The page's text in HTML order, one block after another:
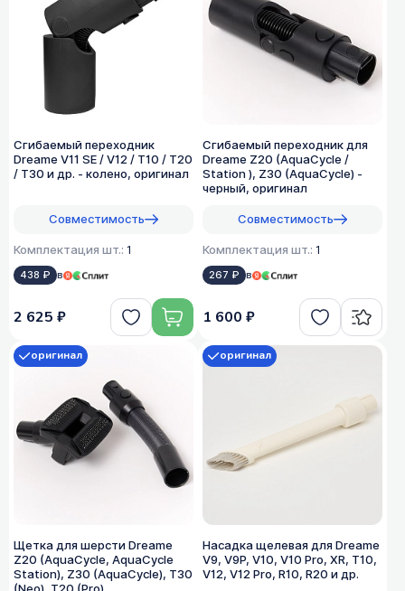
Сгибаемый переходник
Dreame V11 SE / V12 / T10 / T20
/ T30 и др. - колено, оригинал
Совместимость
Комплектация шт.: 1
438 ₽ в
2 625 ₽
Сгибаемый переходник для
Dreame Z20 (AquaCycle /
Station ), Z30 (AquaCycle) -
черный, оригинал
Совместимость
Комплектация шт.: 1
267 ₽ в
1 600 ₽
Щетка для шерсти Dreame
Z20 (AquaCycle, AquaCycle
Station), Z30 (AquaCycle), T30
оригинал
Насадка щелевая для Dreame
V9, V9P, V10, V10 Pro, XR, T10,
V12, V12 Pro, R10, R20 и др.
оригинал